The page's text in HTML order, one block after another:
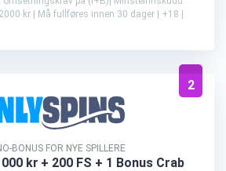
kr | Må fullføres innen 30 dager | +18 |
2
BONUS FOR NYE SPILLERE
kr + 200 FS + 1 Bonus Crab